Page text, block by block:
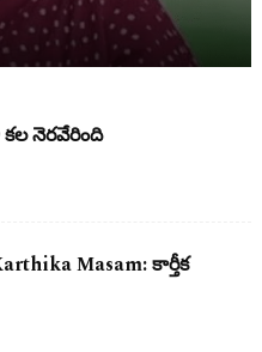
నెర‌వేరింది
Masam: కార్తీక